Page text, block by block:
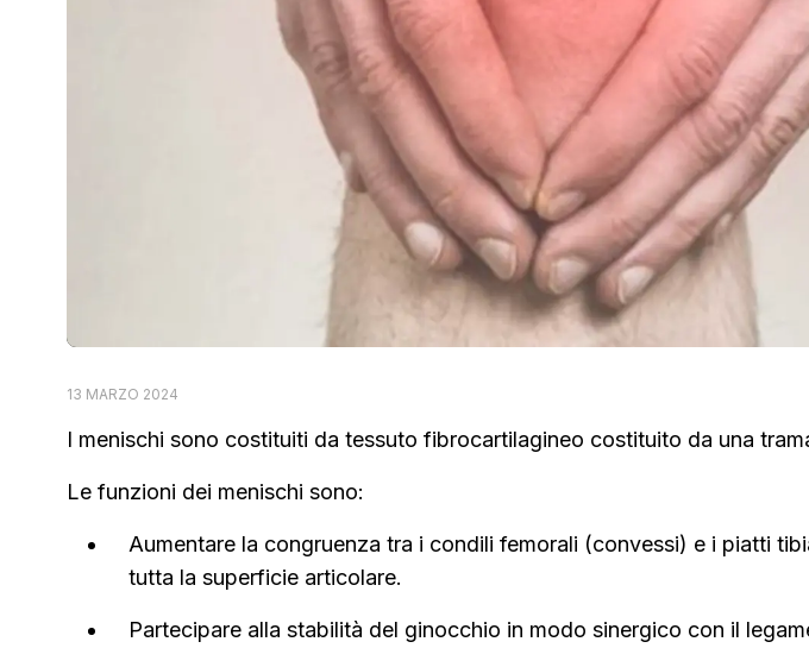
13 MARZO 2024
I menischi sono costituiti da tessuto fibrocartilagineo costituito da una
Le funzioni dei menischi sono:
Aumentare la congruenza tra i condili femorali (convessi) e i piatti
tutta la superficie articolare.
Partecipare alla stabilità del ginocchio in modo sinergico con il